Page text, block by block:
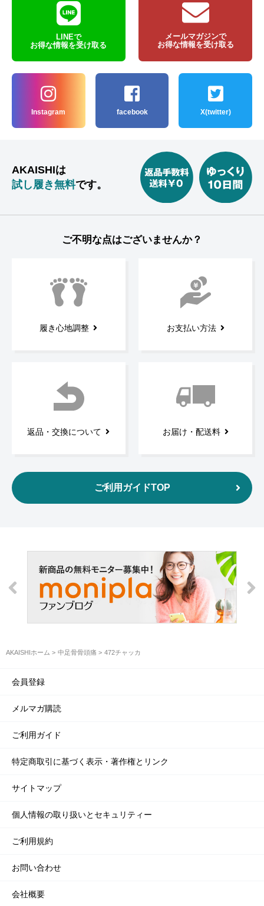
LINEで
お得な情報を受け取る
メールマガジンで
お得な情報を受け取る
Instagram facebook X(twitter)
AKAISHIは
試し履き無料です。
ご不明な点はございませんか？
履き心地調整 お支払い方法
返品・交換について お届け・配送料
ご利用ガイドTOP
AKAISHIホーム 中足骨骨頭痛 472チャッカ
会員登録
メルマガ購読
ご利用ガイド
特定商取引に基づく表示・著作権とリンク
サイトマップ
個人情報の取り扱いとセキュリティー
ご利用規約
お問い合わせ
会社概要